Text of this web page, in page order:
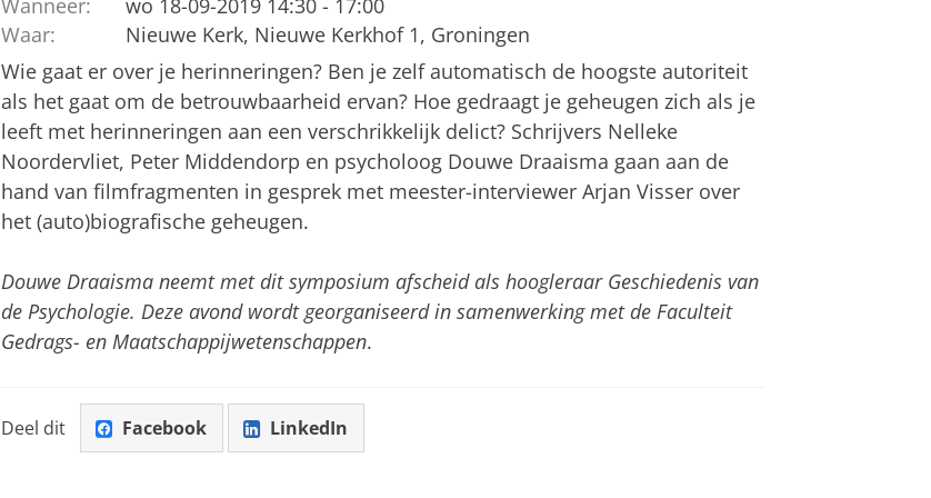
Wanneer:
wo 18-09-2019 14:30 - 17:00
Waar:
Nieuwe Kerk, Nieuwe Kerkhof 1, Groningen
Wie gaat er over je herinneringen? Ben je zelf automatisch de hoogste autoriteit
als het gaat om de betrouwbaarheid ervan? Hoe gedraagt je geheugen zich als je
leeft met herinneringen aan een verschrikkelijk delict? Schrijvers Nelleke
Noordervliet, Peter Middendorp en psycholoog Douwe Draaisma gaan aan de
hand van filmfragmenten in gesprek met meester-interviewer Arjan Visser over
het (auto)biografische geheugen.
Douwe Draaisma neemt met dit symposium afscheid als hoogleraar Geschiedenis van
de Psychologie. Deze avond wordt georganiseerd in samenwerking met de Faculteit
Gedrags- en Maatschappijwetenschappen.
Deel dit Facebook LinkedIn